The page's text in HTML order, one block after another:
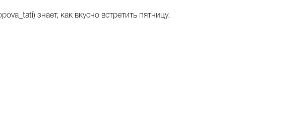
знает, как вкусно встретить пятницу.